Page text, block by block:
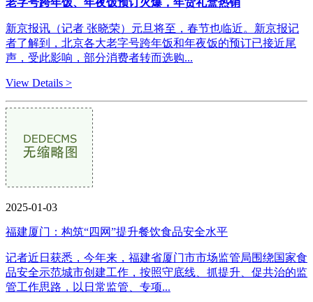
新京报讯（记者 张晓荣）元旦将至，春节也临近。新京报记
者了解到，北京各大老字号跨年饭和年夜饭的预订已接近尾
声，受此影响，部分消费者转而选购...
View Details >
2025-01-03
福建厦门：构筑“四网”提升餐饮食品安全水平
记者近日获悉，今年来，福建省厦门市市场监管局围绕国家食
品安全示范城市创建工作，按照守底线、抓提升、促共治的监
管工作思路，以日常监管、专项...